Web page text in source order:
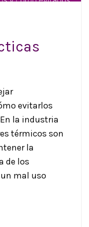
evitarlos
la industria
térmicos son
la
de los
mal uso